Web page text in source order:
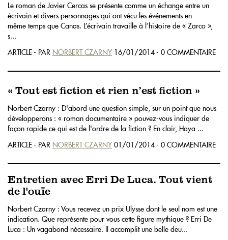
Le roman de Javier Cercas se présente comme un échange entre un
écrivain et divers personnages qui ont vécu les événements en
même temps que Canas. L’écrivain travaille à l’histoire de « Zarco »,
s...
ARTICLE - PAR NORBERT CZARNY 16/01/2014 - 0 COMMENTAIRE
« Tout est fiction et rien n’est fiction »
Norbert Czarny : D'abord une question simple, sur un point que nous
développerons : « roman documentaire » pouvez-vous indiquer de
façon rapide ce qui est de l'ordre de la fiction ? En clair, Haya ...
ARTICLE - PAR NORBERT CZARNY 01/01/2014 - 0 COMMENTAIRE
Entretien avec Erri De Luca. Tout vient
de l'ouïe
Norbert Czarny : Vous recevez un prix Ulysse dont le seul nom est une
indication. Que représente pour vous cette figure mythique ? Erri De
Luca : Un vagabond nécessaire. Il accomplit une belle deu...